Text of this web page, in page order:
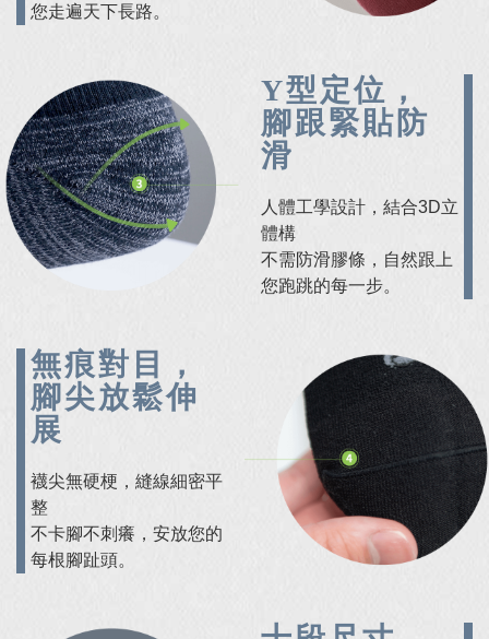
您走遍天下長路。
Y型定位，
腳跟緊貼防
滑
人體工學設計，結合3D立
體構
不需防滑膠條，自然跟上
您跑跳的每一步。
無痕對目，
腳尖放鬆伸
展
襪尖無硬梗，縫線細密平
整
不卡腳不刺癢，安放您的
每根腳趾頭。